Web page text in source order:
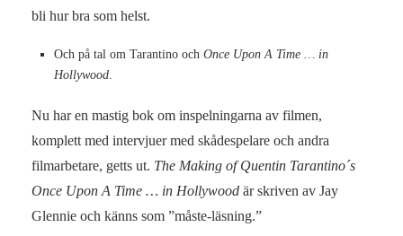
bli hur bra som helst.
Och på tal om Tarantino och Once Upon A Time … in
Hollywood.
Nu har en mastig bok om inspelningarna av filmen,
komplett med intervjuer med skådespelare och andra
filmarbetare, getts ut. The Making of Quentin Tarantino´s
Once Upon A Time … in Hollywood är skriven av Jay
Glennie och känns som ”måste-läsning.”